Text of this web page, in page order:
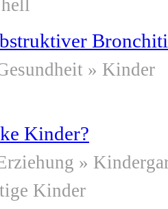
» Kinder
Kinder?
»
Kinder